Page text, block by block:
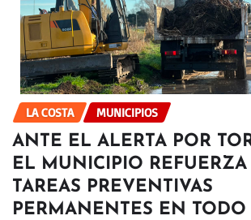
LA COSTA MUNICIPIOS
ANTE EL ALERTA POR
EL MUNICIPIO REFUERZA
TAREAS PREVENTIVAS
PERMANENTES EN TODO